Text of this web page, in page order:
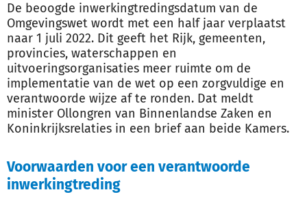
De beoogde inwerkingtredingsdatum van de
Omgevingswet wordt met een half jaar verplaatst
naar 1 juli 2022. Dit geeft het Rijk, gemeenten,
provincies, waterschappen en
uitvoeringsorganisaties meer ruimte om de
implementatie van de wet op een zorgvuldige en
verantwoorde wijze af te ronden. Dat meldt
minister Ollongren van Binnenlandse Zaken en
Koninkrijksrelaties in een brief aan beide Kamers.
Voorwaarden voor een verantwoorde
inwerkingtreding